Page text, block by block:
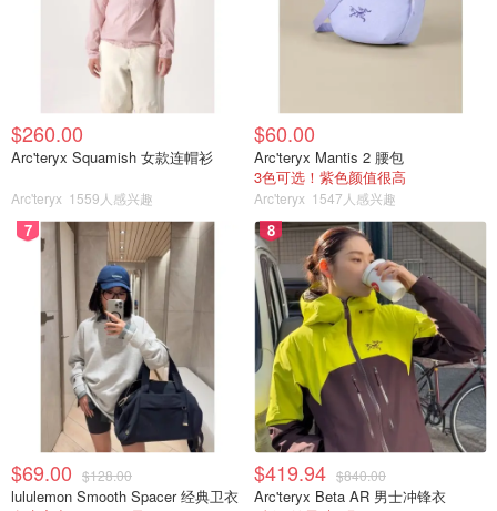
$260.00
Arc'teryx Squamish 女款连帽衫
Arc'teryx 1559人感兴趣
$60.00
Arc'teryx Mantis 2 腰包
3色可选！紫色颜值很高
Arc'teryx 1547人感兴趣
7
$69.00 $128.00
lululemon Smooth Spacer 经典卫衣
8
$419.94 $840.00
Arc'teryx Beta AR 男士冲锋衣